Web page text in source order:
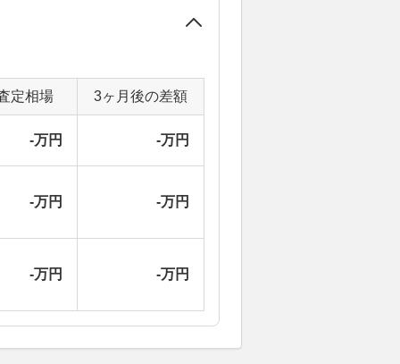
定相場 3ヶ月後の差額
-万円 -万円
-万円 -万円
-万円 -万円